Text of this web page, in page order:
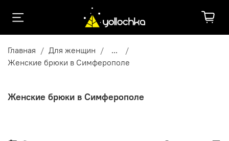
Главная Для женщин
...
Женские брюки в Симферополе
Женские брюки в Симферополе